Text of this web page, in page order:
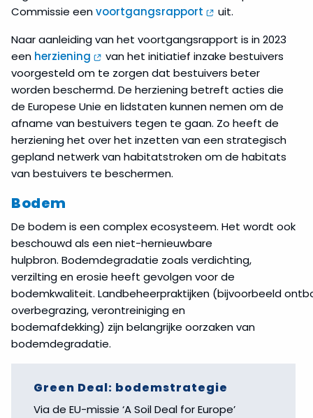
Commissie eenvoortgangsrapport
uit.
Naar aanleiding van het voortgangsrapport is in 2023
een herziening
van het initiatief inzake bestuivers
voorgesteld om te zorgen dat bestuivers beter
worden beschermd. De herziening betreft acties die
de Europese Unie en lidstaten kunnen nemen om de
afname van bestuivers tegen te gaan. Zo heeft de
herziening het over het inzetten van een strategisch
gepland netwerk van habitatstroken om de habitats
van bestuivers te beschermen.
Bodem
De bodem is een complex ecosysteem. Het wordt ook
beschouwd als een niet-hernieuwbare
hulpbron. Bodemdegradatie zoals verdichting,
verzilting en erosie heeft gevolgen voor de
bodemkwaliteit. Landbeheerpraktijken (bijvoorbeeld
overbegrazing, verontreiniging en
bodemafdekking) zijn belangrijke oorzaken van
bodemdegradatie.
Green Deal: bodemstrategie
Via de EU-missie ‘A Soil Deal for Europe’